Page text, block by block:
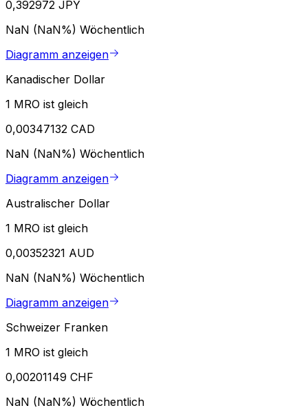
0,392972 JPY
NaN (NaN%) Wöchentlich
Diagramm anzeigen
Kanadischer Dollar
1 MRO ist gleich
0,00347132 CAD
NaN (NaN%) Wöchentlich
Diagramm anzeigen
Australischer Dollar
1 MRO ist gleich
0,00352321 AUD
NaN (NaN%) Wöchentlich
Diagramm anzeigen
Schweizer Franken
1 MRO ist gleich
0,00201149 CHF
NaN (NaN%) Wöchentlich